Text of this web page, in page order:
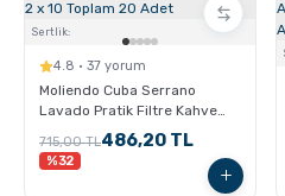
Sertlik:
4.8 · 37 yorum
Moliendo Cuba Serrano
Lavado Pratik Filtre Kahve
Avantaj Paketi 2 x 10 Toplam
20 Adet
715,00 TL486,20 TL
%32